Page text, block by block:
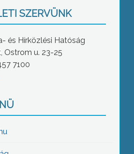
SZERVÜNK
és Hírközlési Hatóság
Ostrom u. 23-25
7100